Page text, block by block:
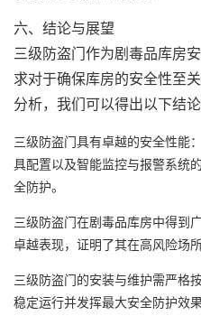
六、结论与展望
三级防盗门作为剧毒品库房
求对于确保库房的安全性至
分析，我们可以得出以下结论
三级防盗门具有卓越的安全性能
具配置以及智能监控与报警系统
全防护。
三级防盗门在剧毒品库房中得到
卓越表现，证明了其在高风险场
三级防盗门的安装与维护需严格
稳定运行并发挥最大安全防护效果